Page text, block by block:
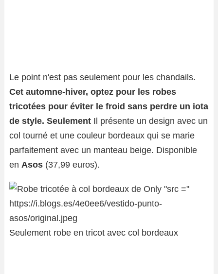
Le point n'est pas seulement pour les chandails.
Cet automne-hiver, optez pour les robes
tricotées pour éviter le froid sans perdre un iota
de style. Seulement Il présente un design avec un
col tourné et une couleur bordeaux qui se marie
parfaitement avec un manteau beige. Disponible
en Asos (37,99 euros).
Seulement robe en tricot avec col bordeaux